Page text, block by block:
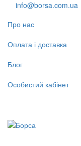
info@borsa.com.ua
Про нас
Оплата і доставка
Блог
Особистий кабінет